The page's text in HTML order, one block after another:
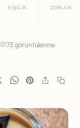
KIŞILIK ZORLUK
73 görüntülenme